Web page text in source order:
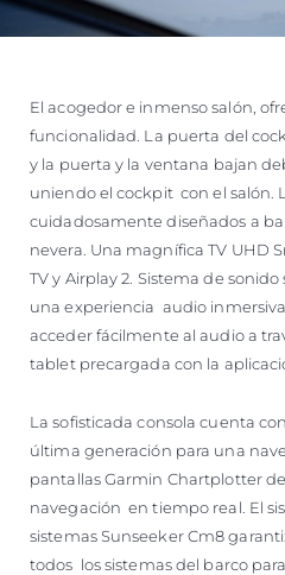
El acogedor e inmenso salón,
funcionalidad. La puerta del
y la puerta y la ventana bajan
uniendo el cockpit con el salón.
cuidadosamente diseñados a
nevera. Una magnífica TV UHD
TV y Airplay 2. Sistema de
una experiencia audio
acceder fácilmente al audio a
tablet precargada con la
La sofisticada consola cuenta
última generación para una
pantallas Garmin Chartplotter
navegación en tiempo real. El
sistemas Sunseeker Cm8
todos los sistemas del barco